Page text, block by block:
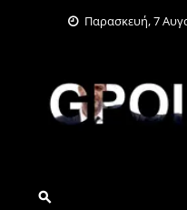
Παρασκευή, 7
G-